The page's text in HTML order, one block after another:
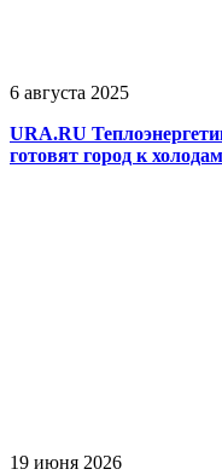
6 августа 2025
URA.RU
готовят город к холодам
19 июня 2026